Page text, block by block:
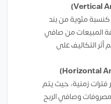
كنسبة مئوية من بند
المبيعات من صافي
أثر التكاليف على
فترات زمنية، حيث يتم
وصافي الربح